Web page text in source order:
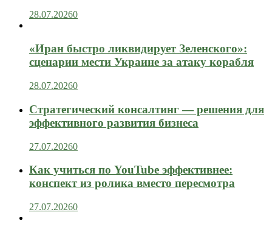
28.07.20260
«Иран быстро ликвидирует Зеленского»:
сценарии мести Украине за атаку корабля
28.07.20260
Стратегический консалтинг — решения для
эффективного развития бизнеса
27.07.20260
Как учиться по YouTube эффективнее:
конспект из ролика вместо пересмотра
27.07.20260